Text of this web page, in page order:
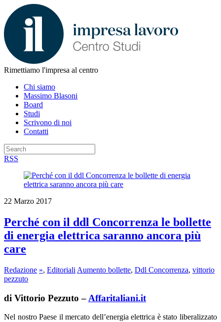
Rimettiamo l'impresa al centro
Chi siamo
Massimo Blasoni
Board
Studi
Scrivono di noi
Contatti
RSS
22 Marzo 2017
Perché con il ddl Concorrenza le bollette
di energia elettrica saranno ancora più
care
Redazione », Editoriali Aumento bollette, Ddl Concorrenza, vittorio
pezzuto
di Vittorio Pezzuto – Affaritaliani.it
Nel nostro Paese il mercato dell’energia elettrica è stato liberalizzato